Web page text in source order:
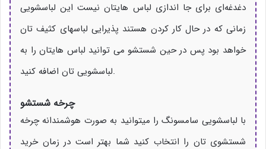
دغدغه‌ای برای جا اندازی لباس هایتان نیست این لباسشویی
زمانی که در حال کار کردن هستند پذیرایی لباسهای کثیف تان
خواهد بود پس در حین شستشو می توانید لباس هایتان را به
لباسشویی تان اضافه کنید.
چرخه شستشو
با لباسشویی سامسونگ را میتوانید به صورت هوشمندانه چرخه
شستشوی تان را انتخاب کنید شما بهتر است در زمان خرید